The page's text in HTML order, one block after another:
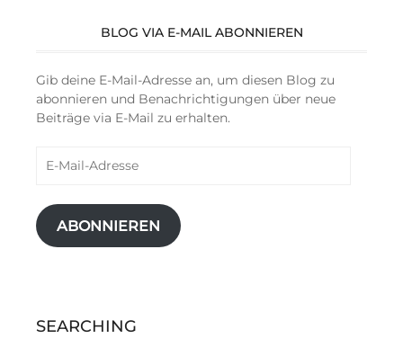
BLOG VIA E-MAIL ABONNIEREN
Gib deine E-Mail-Adresse an, um diesen Blog zu
abonnieren und Benachrichtigungen über neue
Beiträge via E-Mail zu erhalten.
Mail-
ABONNIEREN
SEARCHING